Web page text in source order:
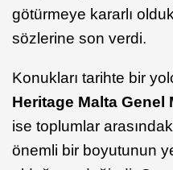
götürmeye kararlı
sözlerine son verdi.
Konukları tarihte bir
Heritage Malta Genel
ise toplumlar
önemli bir boyutunun